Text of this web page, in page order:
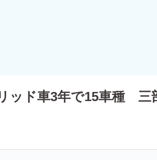
ッド車3年で15車種 三